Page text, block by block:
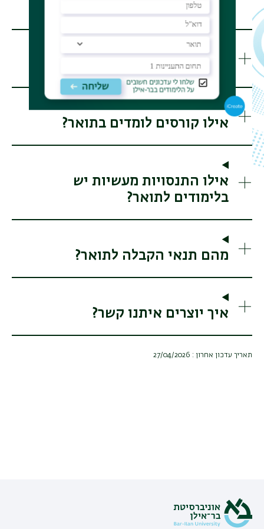
והקריירה?
איך בנויה תוכנית הלימודים?
אילו קורסים לומדים בתואר?
אילו התנסויות מעשיות יש
בלימודים לתואר?
מהם תנאי הקבלה לתואר?
איך יוצרים איתנו קשר?
תאריך עדכון אחרון : 27/04/2026